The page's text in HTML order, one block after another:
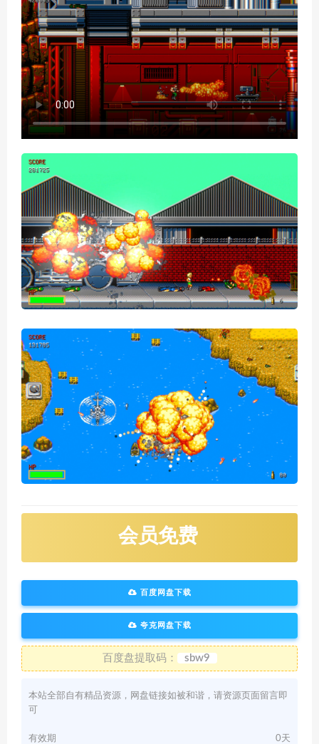
会员免费
百度网盘下载
夸克网盘下载
百度盘提取码： sbw9
本站全部自有精品资源，网盘链接如被和谐，请资源页面留言即
可
有效期 0天